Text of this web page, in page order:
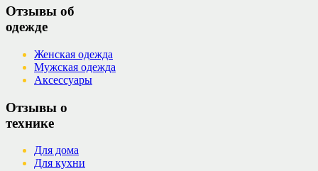
Отзывы об
одежде
Женская одежда
Мужская одежда
Аксессуары
Отзывы о
технике
Для дома
Для кухни